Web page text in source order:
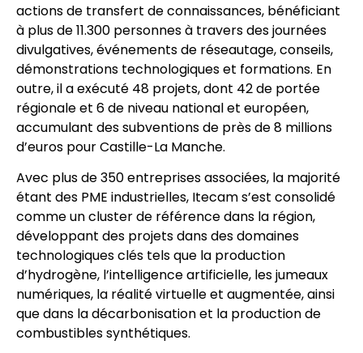
actions de transfert de connaissances, bénéficiant
à plus de 11.300 personnes à travers des journées
divulgatives, événements de réseautage, conseils,
démonstrations technologiques et formations. En
outre, il a exécuté 48 projets, dont 42 de portée
régionale et 6 de niveau national et européen,
accumulant des subventions de près de 8 millions
d’euros pour Castille-La Manche.
Avec plus de 350 entreprises associées, la majorité
étant des PME industrielles, Itecam s’est consolidé
comme un cluster de référence dans la région,
développant des projets dans des domaines
technologiques clés tels que la production
d’hydrogène, l’intelligence artificielle, les jumeaux
numériques, la réalité virtuelle et augmentée, ainsi
que dans la décarbonisation et la production de
combustibles synthétiques.